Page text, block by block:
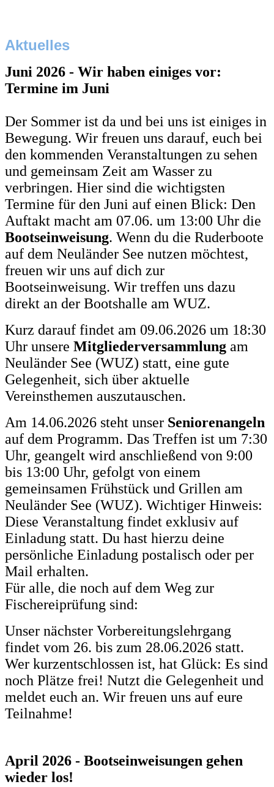
Aktuelles
Juni 2026 - Wir haben einiges vor:
Termine im Juni
Der Sommer ist da und bei uns ist einiges in
Bewegung. Wir freuen uns darauf, euch bei
den kommenden Veranstaltungen zu sehen
und gemeinsam Zeit am Wasser zu
verbringen. Hier sind die wichtigsten
Termine für den Juni auf einen Blick: Den
Auftakt macht am 07.06. um 13:00 Uhr die
Bootseinweisung. Wenn du die Ruderboote
auf dem Neuländer See nutzen möchtest,
freuen wir uns auf dich zur
Bootseinweisung. Wir treffen uns dazu
direkt an der Bootshalle am WUZ.
Kurz darauf findet am 09.06.2026 um 18:30
Uhr unsere Mitgliederversammlung am
Neuländer See (WUZ) statt, eine gute
Gelegenheit, sich über aktuelle
Vereinsthemen auszutauschen.
Am 14.06.2026 steht unser Seniorenangeln
auf dem Programm. Das Treffen ist um 7:30
Uhr, geangelt wird anschließend von 9:00
bis 13:00 Uhr, gefolgt von einem
gemeinsamen Frühstück und Grillen am
Neuländer See (WUZ). Wichtiger Hinweis:
Diese Veranstaltung findet exklusiv auf
Einladung statt. Du hast hierzu deine
persönliche Einladung postalisch oder per
Mail erhalten.
Für alle, die noch auf dem Weg zur
Fischereiprüfung sind:
Unser nächster Vorbereitungslehrgang
findet vom 26. bis zum 28.06.2026 statt.
Wer kurzentschlossen ist, hat Glück: Es sind
noch Plätze frei! Nutzt die Gelegenheit und
meldet euch an. Wir freuen uns auf eure
Teilnahme!
April 2026 - Bootseinweisungen gehen
wieder los!